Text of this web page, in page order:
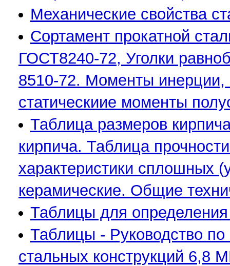
Механические свойства
Сортамент прокатной
ГОСТ8240-72, Уголки
8510-72. Моменты инерции,
статическиие моменты
Таблица размеров
кирпича. Таблица
характеристики сплошных
керамические. Общие
Таблицы для
Таблицы - Руководство
стальных конструкций